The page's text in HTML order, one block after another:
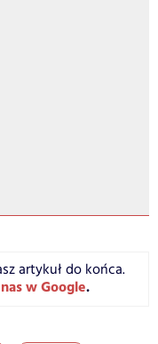
artykuł do końca.
w Google.